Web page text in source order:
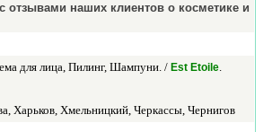
отзывами наших клиентов о косметике и
для лица, Пилинг, Шампуни. / Est Etoile.
Харьков, Хмельницкий, Черкассы, Чернигов